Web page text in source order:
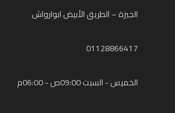
الجيزة – الطريق الأبيض ابوارواش
01128866417⁩
الخميس - السبت 09:00ص - 06:00م